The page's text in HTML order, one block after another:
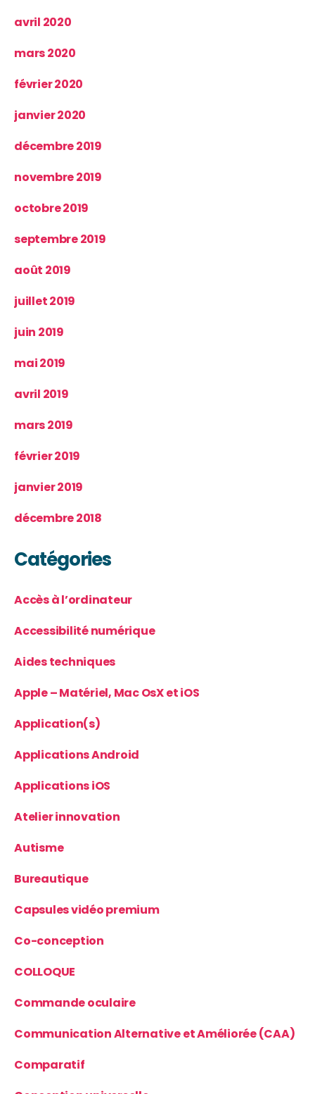
avril 2020
mars 2020
février 2020
janvier 2020
décembre 2019
novembre 2019
octobre 2019
septembre 2019
août 2019
juillet 2019
juin 2019
mai 2019
avril 2019
mars 2019
février 2019
janvier 2019
décembre 2018
Catégories
Accès à l’ordinateur
Accessibilité numérique
Aides techniques
Apple – Matériel, Mac OsX et iOS
Application(s)
Applications Android
Applications iOS
Atelier innovation
Autisme
Bureautique
Capsules vidéo premium
Co-conception
COLLOQUE
Commande oculaire
Communication Alternative et Améliorée (CAA)
Comparatif